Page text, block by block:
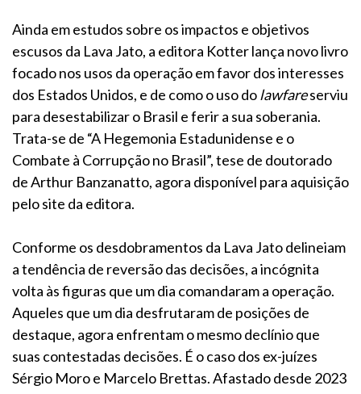
Ainda em estudos sobre os impactos e objetivos
escusos da Lava Jato, a editora Kotter lança novo livro
focado nos usos da operação em favor dos interesses
dos Estados Unidos, e de como o uso dolawfareserviu
para desestabilizar o Brasil e ferir a sua soberania.
Trata-se de “A Hegemonia Estadunidense e o
Combate à Corrupção no Brasil”, tese de doutorado
de Arthur Banzanatto, agora disponível para aquisição
pelo site da editora.
Conforme os desdobramentos da Lava Jato delineiam
a tendência de reversão das decisões, a incógnita
volta às figuras que um dia comandaram a operação.
Aqueles que um dia desfrutaram de posições de
destaque, agora enfrentam o mesmo declínio que
suas contestadas decisões. É o caso dos ex-juízes
Sérgio Moro e Marcelo Brettas. Afastado desde 2023